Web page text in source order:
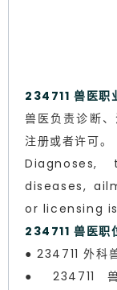
234711 兽医
兽医负责诊断
注册或者许可。
diseases,
or licensing
234711 兽医职
● 234711 外
● 234711